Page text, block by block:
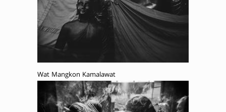
Wat Mangkon Kamalawat